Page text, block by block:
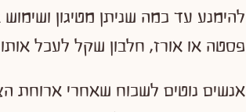
להימנע עד כמה שניתן מטיגון
פסטה או אורז, חלבון שקל לעכל
אנשים נוטים לשכוח שאחרי ארוחת